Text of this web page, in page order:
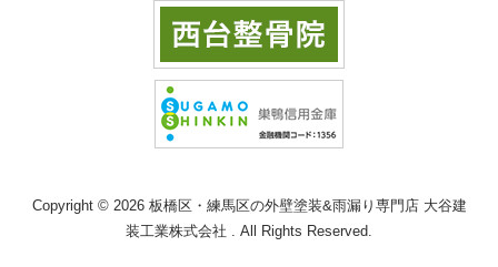
Copyright © 2026 板橋区・練馬区の外壁塗装&雨漏り専門店 大谷建
装工業株式会社 . All Rights Reserved.